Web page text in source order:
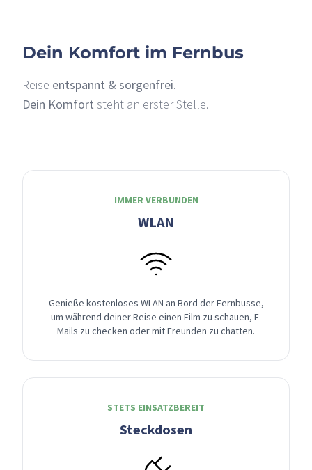
Dein Komfort im Fernbus
Reise entspannt & sorgenfrei.
Dein Komfort steht an erster Stelle.
IMMER VERBUNDEN
WLAN
Genieße kostenloses WLAN an Bord der Fernbusse,
um während deiner Reise einen Film zu schauen, E-
Mails zu checken oder mit Freunden zu chatten.
STETS EINSATZBEREIT
Steckdosen